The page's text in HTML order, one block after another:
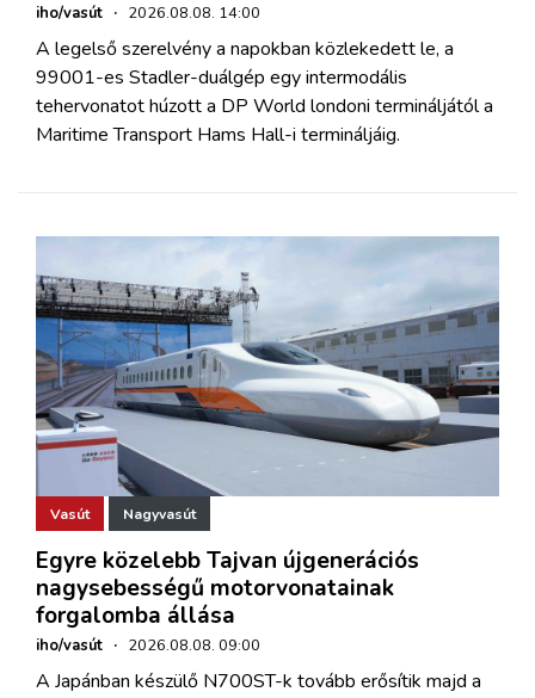
iho/vasút · 2026.08.08. 14:00
A legelső szerelvény a napokban közlekedett le, a
99001-es Stadler-duálgép egy intermodális
tehervonatot húzott a DP World londoni termináljától a
Maritime Transport Hams Hall-i termináljáig.
Vasút Nagyvasút
Egyre közelebb Tajvan újgenerációs
nagysebességű motorvonatainak
forgalomba állása
iho/vasút · 2026.08.08. 09:00
A Japánban készülő N700ST-k tovább erősítik majd a